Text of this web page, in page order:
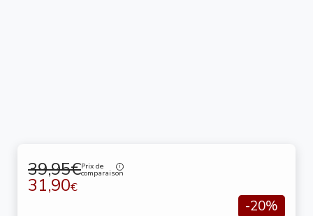
39,95€Prix de
comparaison
31,90€
-20%